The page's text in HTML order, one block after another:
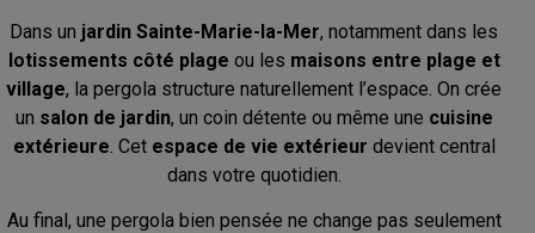
Dans un jardin Sainte-Marie-la-Mer, notamment dans les
lotissements côté plage ou les maisons entre plage et
village, la pergola structure naturellement l’espace. On crée
un salon de jardin, un coin détente ou même une cuisine
extérieure . Cet espace de vie extérieur devient central
dans votre quotidien.
Au final, une pergola bien pensée ne change pas seulement